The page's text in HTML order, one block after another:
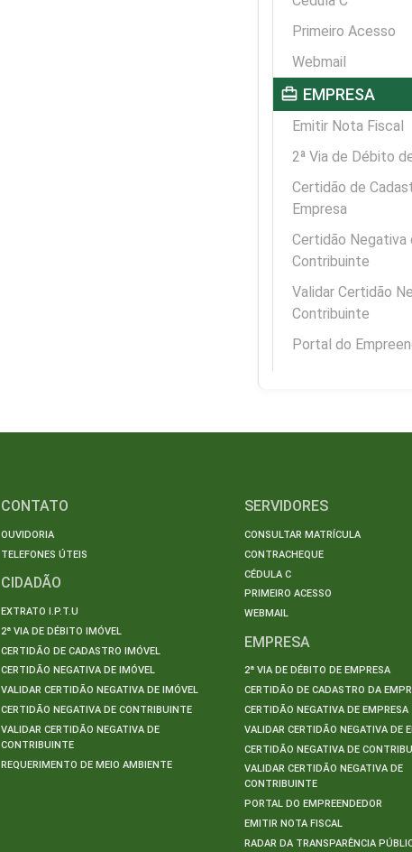
Primeiro Acesso
Webmail
card_travel EMPRESA
Emitir Nota Fiscal
2ª Via de Débito
Certidão de
Empresa
Certidão Negativa
Contribuinte
Validar Certidão
Contribuinte
Portal do
CONTATO
OUVIDORIA
TELEFONES ÚTEIS
CIDADÃO
EXTRATO I.P.T.U
2ª VIA DE DÉBITO IMÓVEL
CERTIDÃO DE CADASTRO IMÓVEL
CERTIDÃO NEGATIVA DE IMÓVEL
VALIDAR CERTIDÃO NEGATIVA DE IMÓVEL
CERTIDÃO NEGATIVA DE CONTRIBUINTE
VALIDAR CERTIDÃO NEGATIVA DE
CONTRIBUINTE
REQUERIMENTO DE MEIO AMBIENTE
SERVIDORES
CONSULTAR MATRÍCULA
CONTRACHEQUE
CÉDULA C
PRIMEIRO ACESSO
WEBMAIL
EMPRESA
2ª VIA DE DÉBITO DE EMPRESA
CERTIDÃO DE CADASTRO DA
CERTIDÃO NEGATIVA DE EMPRESA
VALIDAR CERTIDÃO NEGATIVA DE
CERTIDÃO NEGATIVA DE
VALIDAR CERTIDÃO NEGATIVA DE
CONTRIBUINTE
PORTAL DO EMPREENDEDOR
EMITIR NOTA FISCAL
RADAR DA TRANSPARÊNCIA